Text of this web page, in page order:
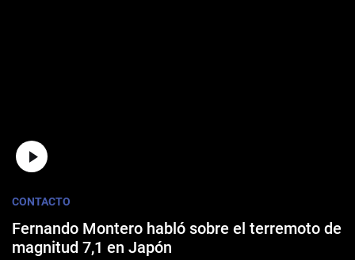
CONTACTO
Fernando Montero habló sobre el terremoto de
magnitud 7,1 en Japón